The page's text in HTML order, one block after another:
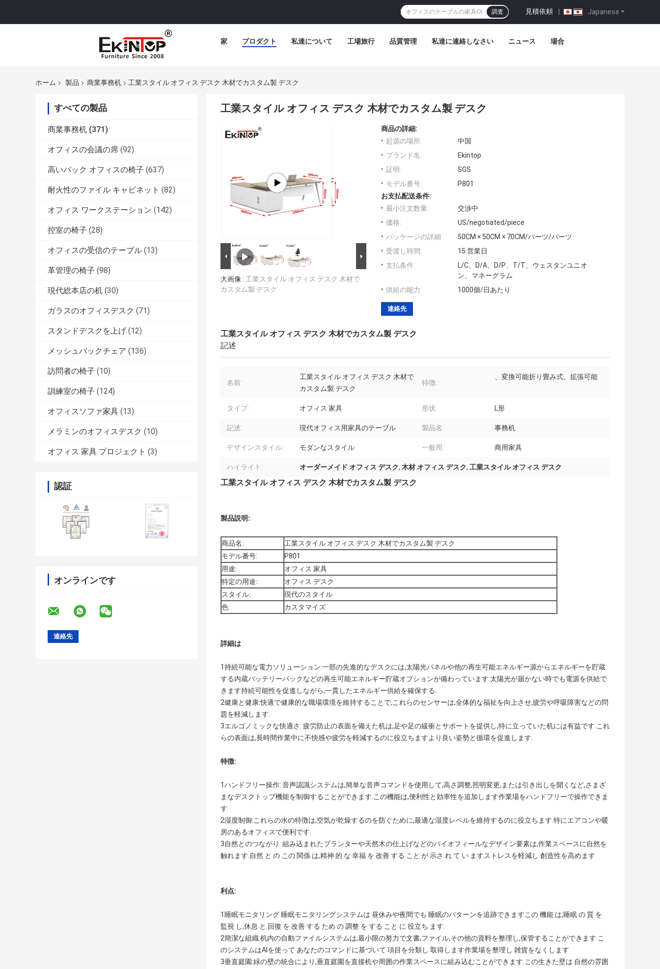
Japanese
見積依頼 |
調査
家 プロダクト 私達について 工場旅行 品質管理 私達に連絡しなさい ニュース 場合
ホーム 製品 商業事務机 工業スタイル オフィス デスク 木材でカスタム製 デスク
すべての製品
商業事務机 (371)
オフィスの会議の席 (92)
高いバック オフィスの椅子 (637)
耐火性のファイル キャビネット (82)
オフィス ワークステーション (142)
控室の椅子 (28)
オフィスの受信のテーブル (13)
革管理の椅子 (98)
現代総本店の机 (30)
ガラスのオフィスデスク (71)
スタンドデスクを上げ (12)
メッシュバックチェア (136)
訪問者の椅子 (10)
訓練室の椅子 (124)
オフィスソファ家具 (13)
メラミンのオフィスデスク (10)
オフィス 家具 プロジェクト (3)
認証
オンラインです
工業スタイル オフィス デスク 木材でカスタム製 デスク
大画像 : 工業スタイル オフィス デスク 木材で
カスタム製 デスク
商品の詳細:
起源の場所:
中国
ブランド名:
Ekintop
証明:
SGS
モデル番号:
P801
お支払配送条件:
最小注文数量:
交渉中
価格:
US/negotiated/piece
パッケージの詳細:
50CM × 50CM × 70CM/パーツ/パーツ
受渡し時間:
15 営業日
支払条件:
L/C、D/A、D/P、T/T、ウェスタンユニオ
ン、マネーグラム
供給の能力:
1000個/日あたり
連絡先
工業スタイル オフィス デスク 木材でカスタム製 デスク
記述
名前:
工業スタイル オフィス デスク 木材で
カスタム製 デスク
特徴:
、変換可能折り畳み式、拡張可能
タイプ: オフィス 家具 形状: L形
記述: 現代オフィス用家具のテーブル 製品名: 事務机
デザインスタイル: モダンなスタイル 一般用: 商用家具
ハイライト: オーダーメイド オフィス デスク, 木材 オフィス デスク, 工業スタイル オフィス デスク
工業スタイル オフィス デスク 木材でカスタム製 デスク
製品説明:
商品名:
工業スタイル オフィス デスク 木材でカスタム製 デスク
モデル番号:
P801
用途:
オフィス 家具
特定の用途:
オフィス デスク
スタイル:
現代のスタイル
色:
カスタマイズ
詳細は
1持続可能な電力ソリューション:一部の先進的なデスクには,太陽光パネルや他の再生可能エネルギー源からエネルギーを貯蔵
する内蔵バッテリーパックなどの再生可能エネルギー貯蔵オプションが備わっています.太陽光が届かない時でも電源を供給で
きます持続可能性を促進しながら,一貫したエネルギー供給を確保する.
2健康と健康:快適で健康的な職場環境を維持することで,これらのセンサーは,全体的な福祉を向上させ,疲労や呼吸障害などの問
題を軽減します.
3エルゴノミックな快適さ: 疲労防止の表面を備えた机は,足や足の緩衝とサポートを提供し,特に立っていた机には有益です.これ
らの表面は,長時間作業中に不快感や疲労を軽減するのに役立ちますより良い姿勢と循環を促進します.
特徴:
1ハンドフリー操作: 音声認識システムは,簡単な音声コマンドを使用して,高さ調整,照明変更,または引き出しを開くなど,さまざ
まなデスクトップ機能を制御することができます.この機能は,便利性と効率性を追加します作業場をハンドフリーで操作できま
す
2湿度制御:これらの水の特徴は,空気が乾燥するのを防ぐために,最適な湿度レベルを維持するのに役立ちます.特にエアコンや暖
房のあるオフィスで便利です.
3自然とのつながり: 組み込まれたプランターや天然木の仕上げなどのバイオフィールなデザイン要素は,作業スペースに自然を
触れます.自然 と の この 関係 は,精神 的 な 幸福 を 改善 する こと が 示さ れ て い ますストレスを軽減し 創造性を高めます
利点:
1睡眠モニタリング 睡眠モニタリングシステムは 昼休みや夜間でも 睡眠のパターンを追跡できますこの 機能 は,睡眠 の 質 を
監視 し,休息 と 回復 を 改善 する ため の 調整 を する こと に 役立ち ます.
2簡潔な組織:机内の自動ファイルシステムは,最小限の努力で文書,ファイル,その他の資料を整理し,保管することができます.こ
のシステムはAIを使って あなたのコマンドに基づいて 項目を分類し 取得します作業場を整理し 雑貨をなくします
3垂直庭園:緑の壁の統合により,垂直庭園を直接机や周囲の作業スペースに組み込むことができます.この生きた壁は 自然の雰囲